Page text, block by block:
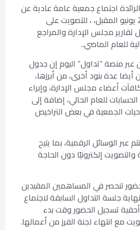
اجتماع جمعية عامة عادية عن
بعد مساء الخميس 26 يونيو المقبل، ، للتصويت على
مجلس الإدارة والمراجع
للعام الماضي..
عبر منصة “تداول” اليوم إن جدول
عدة بنود أخرى، من أبرزها،
أعضاء مجلس الإدارة، وإبراء
للعام الحالي، إضافة إلى
الجمعية في بعض التراخيص
الوسائل الرقمية، بما يتيح
إلكترونيًا دون الحاجة
تنحصر في المساهمين المقيدين
جلسة التداول السابقة لاجتماع
تسجيل الحضور وقت بدء
مع انتهاء لجنة الفرز من أعمالها.